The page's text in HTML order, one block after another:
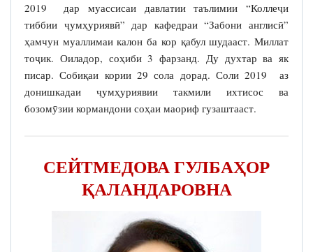
2019 дар муассисаи давлатии таълимии “Коллеҷи
тиббии ҷумҳуриявӣ” дар кафедраи “Забони англисӣ”
ҳамчун муаллимаи калон ба кор қабул шудааст. Миллат
тоҷик. Оиладор, соҳиби 3 фарзанд. Ду духтар ва як
писар. Собиқаи кории 29 сола дорад. Соли 2019 аз
донишкадаи ҷумҳуриявии такмили ихтисос ва
бозомӯзии кормандони соҳаи маориф гузаштааст.
СЕЙТМЕДОВА ГУЛБАҲОР
ҚАЛАНДАРОВНА